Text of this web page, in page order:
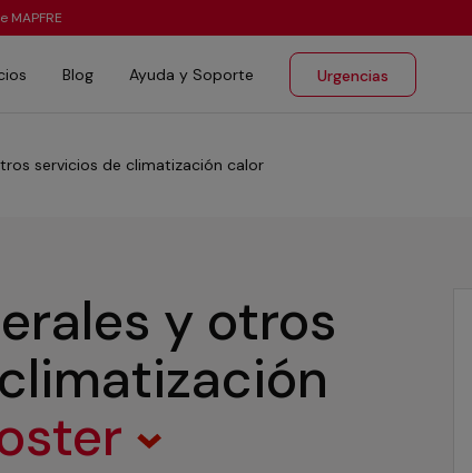
Blog Ayuda y Soporte Urgencias
servicios de climatización calor
y otros